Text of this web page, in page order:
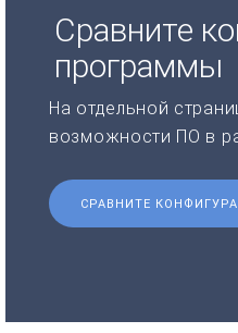
Сравните
программы
На отдельной
возможности ПО в
СРАВНИТЕ